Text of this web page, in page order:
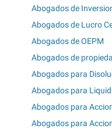
Abogados de
Abogados de Lucro
Abogados de OEPM
Abogados de
Abogados para
Abogados para
Abogados para
Abogados para